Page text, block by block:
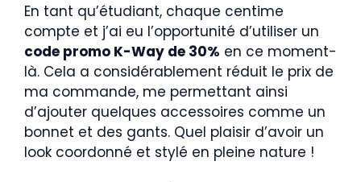
En tant qu’étudiant, chaque centime
compte et j’ai eu l’opportunité d’utiliser un
code promo K-Way de 30% en ce moment-
là. Cela a considérablement réduit le prix de
ma commande, me permettant ainsi
d’ajouter quelques accessoires comme un
bonnet et des gants. Quel plaisir d’avoir un
look coordonné et stylé en pleine nature !